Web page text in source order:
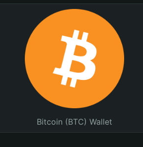
Bitcoin (BTC) Wallet